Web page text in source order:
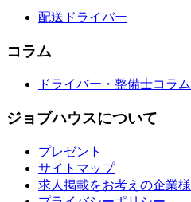
配送ドライバー
コラム
ドライバー・整備士コラム
ジョブハウスについて
プレゼント
サイトマップ
求人掲載をお考えの企業様